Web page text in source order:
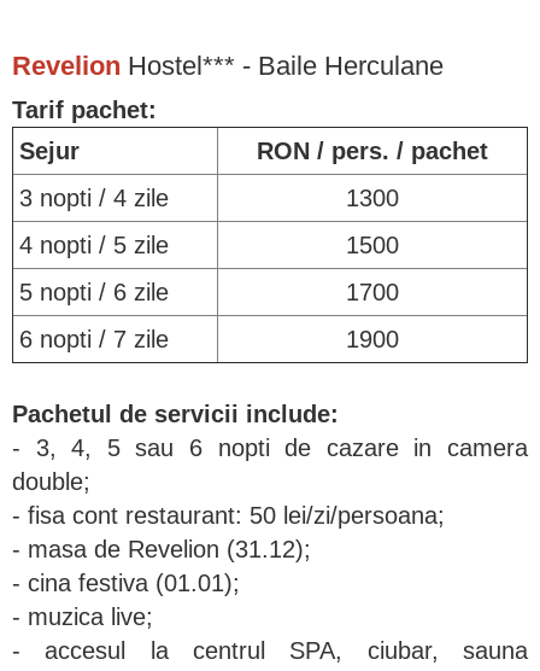
Revelion Hostel*** - Baile Herculane
Tarif pachet:
Sejur
RON / pers. / pachet
3 nopti / 4 zile
1300
4 nopti / 5 zile
1500
5 nopti / 6 zile
1700
6 nopti / 7 zile
1900
Pachetul de servicii include:
- 3, 4, 5 sau 6 nopti de cazare in camera
double;
- fisa cont restaurant: 50 lei/zi/persoana;
- masa de Revelion (31.12);
- cina festiva (01.01);
- muzica live;
- accesul la centrul SPA, ciubar, sauna